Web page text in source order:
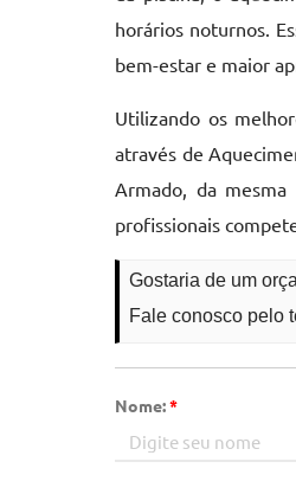
horários noturnos.
bem-estar e maior
Utilizando os
através de
Armado, da
profissionais
Gostaria de um
Fale conosco pelo
Nome:*